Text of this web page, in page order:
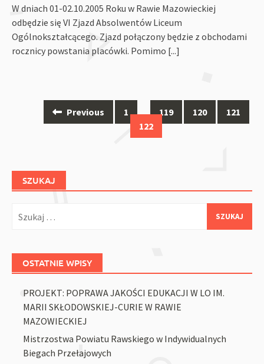
W dniach 01-02.10.2005 Roku w Rawie Mazowieckiej
odbędzie się VI Zjazd Absolwentów Liceum
Ogólnokształcącego. Zjazd połączony będzie z obchodami
rocznicy powstania placówki. Pomimo [...]
navigation
Previous 1 … 119 120
121
122
SZUKAJ
OSTATNIE WPISY
PROJEKT: POPRAWA JAKOŚCI EDUKACJI W LO IM.
MARII SKŁODOWSKIEJ-CURIE W RAWIE
MAZOWIECKIEJ
Mistrzostwa Powiatu Rawskiego w Indywidualnych
Biegach Przełajowych